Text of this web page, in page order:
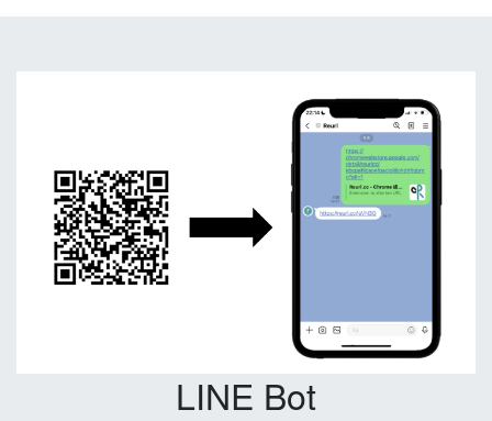
LINE Bot